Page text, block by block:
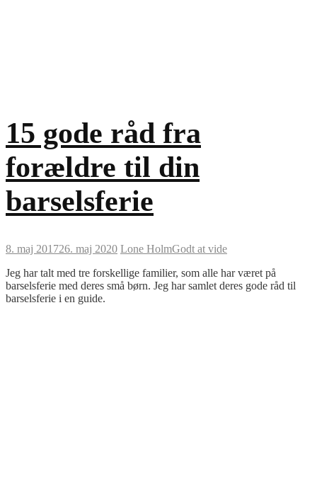
15 gode råd fra
forældre til din
barselsferie
8. maj 201726. maj 2020 Lone HolmGodt at vide
Jeg har talt med tre forskellige familier, som alle har været på
barselsferie med deres små børn. Jeg har samlet deres gode råd til
barselsferie i en guide.